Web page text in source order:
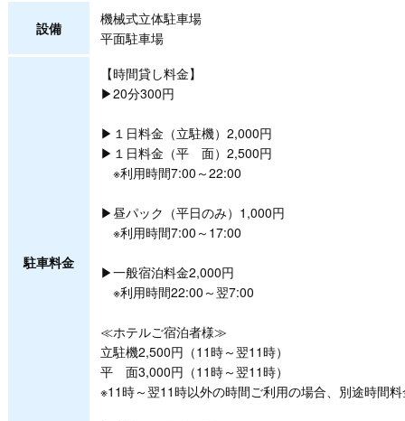
設備
機械式立体駐車場
平面駐車場
駐車料金
【時間貸し料金】
▶20分300円
▶１日料金（立駐機）2,000円
▶１日料金（平 面）2,500円
※利用時間7:00～22:00
▶昼パック（平日のみ）1,000円
※利用時間7:00～17:00
▶一般宿泊料金2,000円
※利用時間22:00～翌7:00
≪ホテルご宿泊者様≫
立駐機2,500円（11時～翌11時）
平 面3,000円（11時～翌11時）
※11時～翌11時以外の時間ご利用の場合、別途時間料